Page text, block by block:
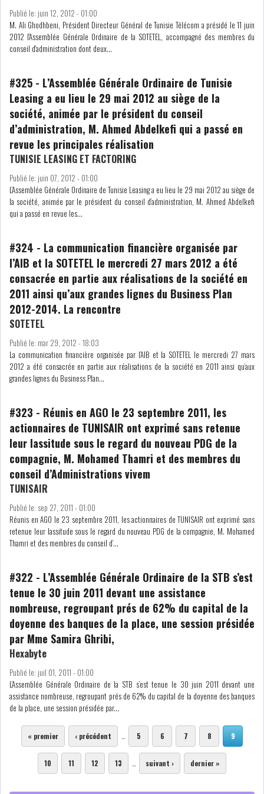
LEASING
LOGISTIQUE ET
TRANSPORT
DISTRIBUTION
COMPOSANTS
AUTOMOBILES
CHIMIE
DISTRIBUTION
FINANCIER IMMOBILIER
AGRO-ALIMENTAIRE DIVERS
OFFICEPLAST : YASSINE ABID
ANIMERA UNE C...
RSS
FISCALITE
ENTRÉE EN VIGUEUR DE LA
TAXE SUR LE PATR...
FISCALITÉ : LONGUE LISTE
DES ACTIVITÉS Q...
BOURSE DE TUNIS : UN OUTIL
Publié le: juin 12, 2012 - 01:00
M. Ali Ghodhbeni, Président Directeur Général de Tunisie Télécom a présidé le 11 juin
2012 l'Assemblée Générale Ordinaire de la SOTETEL, accompagné des membres du
conseil d'administration dont deux...
#325 - L’Assemblée Générale Ordinaire de Tunisie
Leasing a eu lieu le 29 mai 2012 au siège de la
société, animée par le président du conseil
d’administration, M. Ahmed Abdelkefi qui a passé en
revue les principales réalisation
TUNISIE LEASING ET FACTORING
Publié le: juin 07, 2012 - 01:00
L’Assemblée Générale Ordinaire de Tunisie Leasing a eu lieu le 29 mai 2012 au siège de
la société, animée par le président du conseil d’administration, M. Ahmed Abdelkefi
qui a passé en revue les...
#324 - La communication financière organisée par
l’AIB et la SOTETEL le mercredi 27 mars 2012 a été
consacrée en partie aux réalisations de la société en
2011 ainsi qu’aux grandes lignes du Business Plan
2012-2014. La rencontre
SOTETEL
Publié le: mar 29, 2012 - 18:03
La communication financière organisée par l’AIB et la SOTETEL le mercredi 27 mars
2012 a été consacrée en partie aux réalisations de la société en 2011 ainsi qu’aux
grandes lignes du Business Plan...
#323 - Réunis en AGO le 23 septembre 2011, les
actionnaires de TUNISAIR ont exprimé sans retenue
leur lassitude sous le regard du nouveau PDG de la
compagnie, M. Mohamed Thamri et des membres du
conseil d’Administrations vivem
TUNISAIR
Publié le: sep 27, 2011 - 01:00
Réunis en AGO le 23 septembre 2011, les actionnaires de TUNISAIR ont exprimé sans
retenue leur lassitude sous le regard du nouveau PDG de la compagnie, M. Mohamed
Thamri et des membres du conseil d’...
#322 - L’Assemblée Générale Ordinaire de la STB s’est
tenue le 30 juin 2011 devant une assistance
nombreuse, regroupant prés de 62% du capital de la
doyenne des banques de la place, une session présidée
par Mme Samira Ghribi,
Hexabyte
Publié le: juil 01, 2011 - 01:00
L’Assemblée Générale Ordinaire de la STB s’est tenue le 30 juin 2011 devant une
assistance nombreuse, regroupant prés de 62% du capital de la doyenne des banques
de la place, une session présidée par...
Pages
« premier ‹ précédent … 5 6 7 8 9
10 11 12 13 … suivant › dernier »